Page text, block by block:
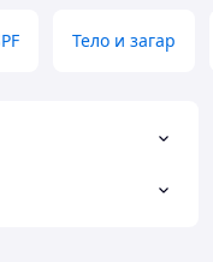
Тело и загар